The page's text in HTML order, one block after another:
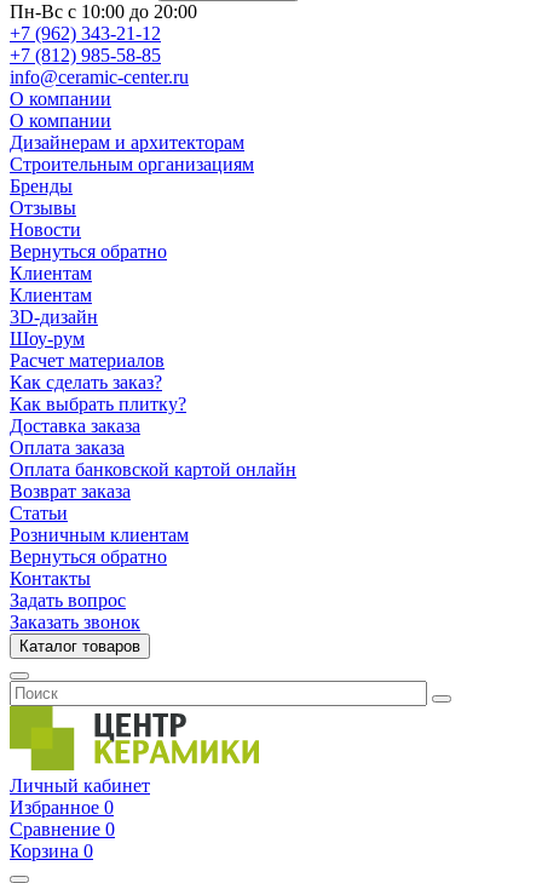
Пн-Вс с 10:00 до 20:00
+7 (962) 343-21-12
+7 (812) 985-58-85
info@ceramic-center.ru
О компании
О компании
Дизайнерам и архитекторам
Строительным организациям
Бренды
Отзывы
Новости
Вернуться обратно
Клиентам
Клиентам
3D-дизайн
Шоу-рум
Расчет материалов
Как сделать заказ?
Как выбрать плитку?
Доставка заказа
Оплата заказа
Оплата банковской картой онлайн
Возврат заказа
Статьи
Розничным клиентам
Вернуться обратно
Контакты
Задать вопрос
Заказать звонок
Каталог товаров
Личный кабинет
Избранное 0
Сравнение 0
Корзина 0